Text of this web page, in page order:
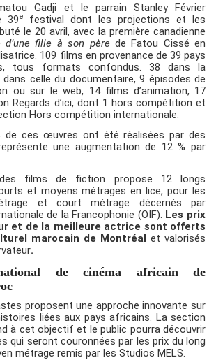
Gadji et le parrain Stanley Février
39e
festival dont les projections et les
le 20 avril, avec la première canadienne
d’une fille à son père de Fatou Cissé en
109 films en provenance de 39 pays
tous formats confondus. 38 dans la
celle du documentaire, 9 épisodes de
ou sur le web, 14 films d’animation, 17
Regards d’ici, dont 1 hors compétition et
Hors compétition internationale.
de ces œuvres ont été réalisées par des
une augmentation de 12 % par
films de fiction propose 12 longs
et moyens métrages en lice, pour les
et court métrage décernés par
de la Francophonie (OIF). Les prix
et de la meilleure actrice sont offerts
marocain de Montréal et valorisés
.
de cinéma africain de
proposent une approche innovante sur
liées aux pays africains. La section
à cet objectif et le public pourra découvrir
qui seront couronnées par les prix du long
métrage remis par les Studios MELS.